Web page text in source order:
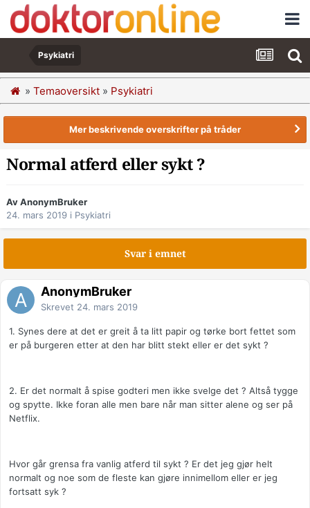
Psykiatri
» Temaoversikt » Psykiatri
Mer beskrivende overskrifter på tråder
Normal atferd eller sykt ?
Av AnonymBruker
24. mars 2019 i Psykiatri
Svar i emnet
AnonymBruker
Skrevet 24. mars 2019
1. Synes dere at det er greit å ta litt papir og tørke bort fettet som
er på burgeren etter at den har blitt stekt eller er det sykt ?
2. Er det normalt å spise godteri men ikke svelge det ? Altså tygge
og spytte. Ikke foran alle men bare når man sitter alene og ser på
Netflix.
Hvor går grensa fra vanlig atferd til sykt ? Er det jeg gjør helt
normalt og noe som de fleste kan gjøre innimellom eller er jeg
fortsatt syk ?